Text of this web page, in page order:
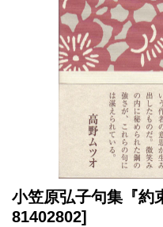
小笠原弘子句集『約
81402802]